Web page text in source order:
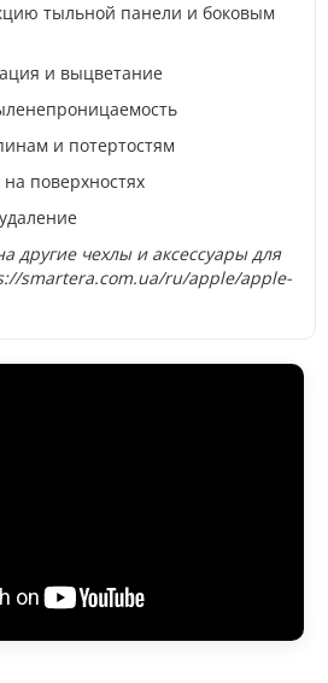
тыльной панели и боковым
и выцветание
и потертостям
поверхностях
другие чехлы и аксессуары для
smartera.com.ua/ru/apple/apple-